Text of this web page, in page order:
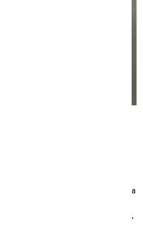
debout. Resuscitated.
ņemot vērā, ka pats nekad Āfrikā
tur bieži brauc. Tas ir ļoti, ļoti grūti. Ja
sākt kolekcionēt laikmetīgo
turp atpakaļ pa Medisona avēniju,